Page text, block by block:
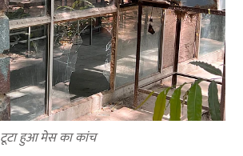
टूटा हुआ मेस का कांच